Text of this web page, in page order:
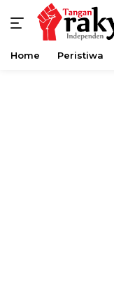
Langsung
Home Peristiwa